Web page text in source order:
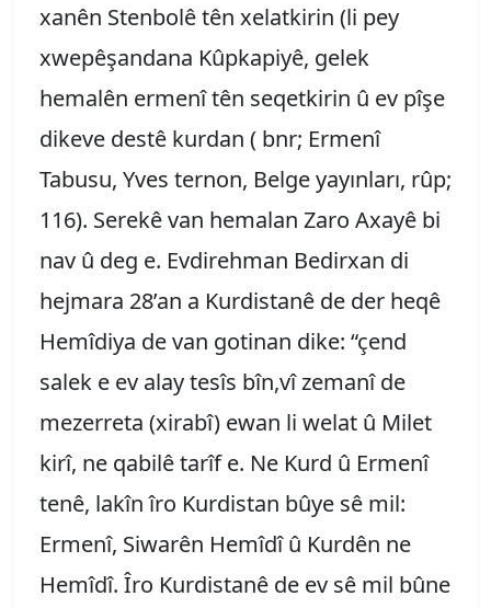
xanên Stenbolê tên xelatkirin (li pey
xwepêşandana Kûpkapiyê, gelek
hemalên ermenî tên seqetkirin û ev pîşe
dikeve destê kurdan ( bnr; Ermenî
Tabusu, Yves ternon, Belge yayınları, rûp;
116). Serekê van hemalan Zaro Axayê bi
nav û deg e. Evdirehman Bedirxan di
hejmara 28’an a Kurdistanê de der heqê
Hemîdiya de van gotinan dike: “çend
salek e ev alay tesîs bîn,vî zemanî de
mezerreta (xirabî) ewan li welat û Milet
kirî, ne qabilê tarîf e. Ne Kurd û Ermenî
tenê, lakîn îro Kurdistan bûye sê mil:
Ermenî, Siwarên Hemîdî û Kurdên ne
Hemîdî. Îro Kurdistanê de ev sê mil bûne